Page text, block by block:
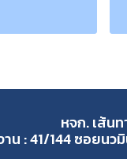
หจก. เส้น
น : 41/144 ซอยนว